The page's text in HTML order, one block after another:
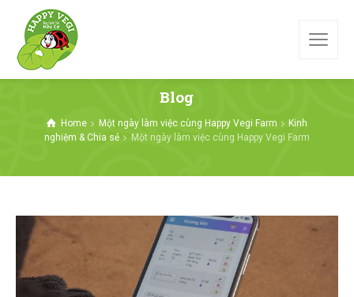
Blog
Home Một ngày làm việc cùng Happy Vegi Farm
Kinh
nghiệm & Chia sẻ
Một ngày làm việc cùng Happy Vegi Farm